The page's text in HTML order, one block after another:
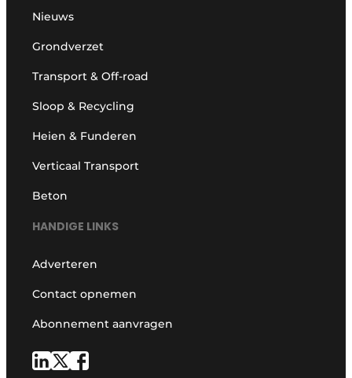
Nieuws
Grondverzet
Transport & Off-road
Sloop & Recycling
Heien & Funderen
Verticaal Transport
Beton
HANDIGE LINKS
Adverteren
Contact opnemen
Abonnement aanvragen